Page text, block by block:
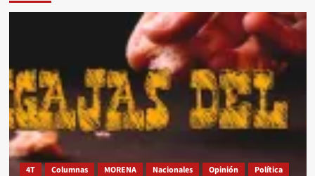
4T Columnas MORENA Nacionales Opinión Política